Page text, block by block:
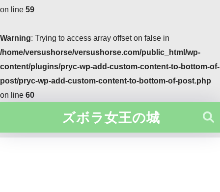
on line 59
Warning: Trying to access array offset on false in
/home/versushorse/versushorse.com/public_html/wp-
content/plugins/pryc-wp-add-custom-content-to-bottom-of-
post/pryc-wp-add-custom-content-to-bottom-of-post.php
on line 60
ズボラ女王の城